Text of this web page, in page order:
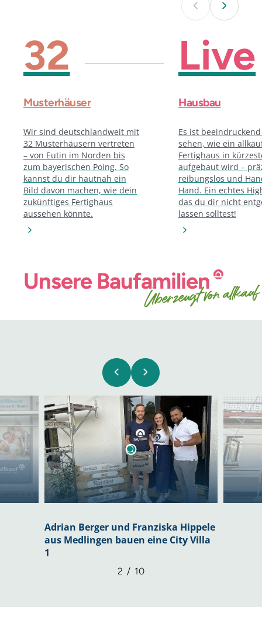
32
Musterhäuser
Wir sind deutschlandweit mit
32 Musterhäusern vertreten
– von Eutin im Norden bis
zum bayerischen Poing. So
kannst du dir hautnah ein
Bild davon machen, wie dein
zukünftiges Fertighaus
aussehen könnte.
Live
Hausbau
Es ist
sehen, wie ein
Fertighaus in
aufgebaut wird –
reibungslos und
Hand. Ein echtes
das du dir nicht
lassen solltest!
Unsere Baufamilien
Überzeugt von allkauf
Adrian Berger und Franziska Hippele
aus Medlingen bauen eine City Villa
1
2 / 10